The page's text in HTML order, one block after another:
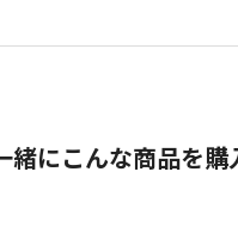
にこんな商品を購